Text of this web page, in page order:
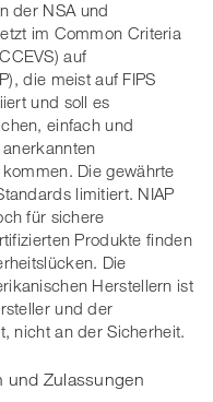
der NSA und
im Common Criteria
auf
die meist auf FIPS
und soll es
einfach und
Die gewährte
limitiert. NIAP
für sichere
Produkte finden
Die
Herstellern ist
und der
nicht an der Sicherheit.
und Zulassungen